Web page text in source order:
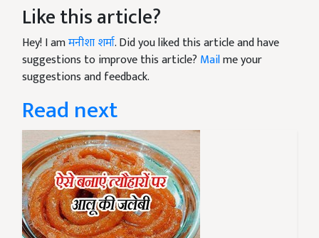
Like this article?
Hey! I amमनीशा शर्मा. Did you liked this article and have
suggestions to improve this article? Mailme your
suggestions and feedback.
Read next